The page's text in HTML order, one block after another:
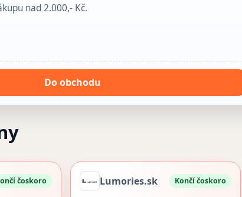
nad 2.000,- Kč.
Do obchodu
čoskoro Lumories.sk Končí čoskoro